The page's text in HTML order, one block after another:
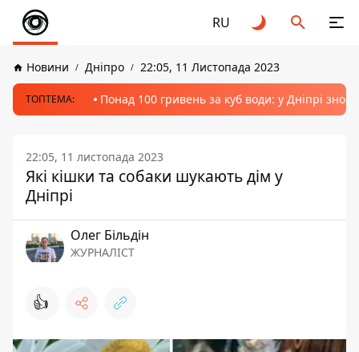
RU
Новини Дніпро 22:05, 11 Листопада 2023
ТОПТЕМА: Понад 100 гривень за куб води: у Дніпрі
22:05, 11 листопада 2023
Які кішки та собаки шукають дім у
Дніпрі
Олег Більдін
ЖУРНАЛІСТ
👍